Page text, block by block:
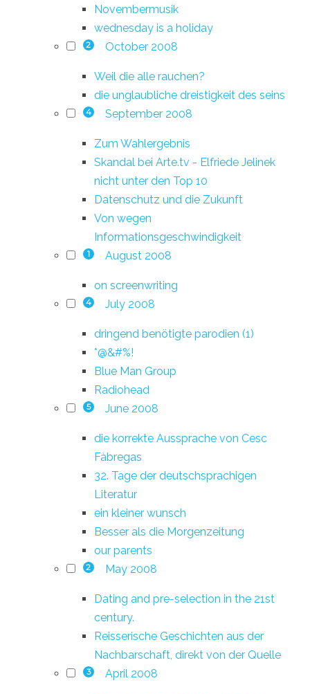
Novembermusik
wednesday is a holiday
2 October 2008
Weil die alle rauchen?
die unglaubliche dreistigkeit des seins
4 September 2008
Zum Wahlergebnis
Skandal bei Arte.tv - Elfriede Jelinek
nicht unter den Top 10
Datenschutz und die Zukunft
Von wegen
Informationsgeschwindigkeit
1 August 2008
on screenwriting
4 July 2008
dringend benötigte parodien (1)
*@&#%!
Blue Man Group
Radiohead
5 June 2008
die korrekte Aussprache von Cesc
Fàbregas
32. Tage der deutschsprachigen
Literatur
ein kleiner wunsch
Besser als die Morgenzeitung
our parents
2 May 2008
Dating and pre-selection in the 21st
century.
Reisserische Geschichten aus der
Nachbarschaft, direkt von der Quelle
3 April 2008